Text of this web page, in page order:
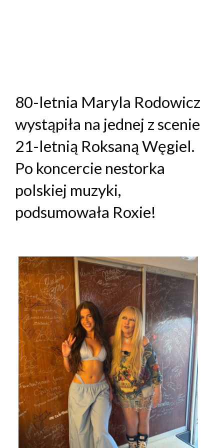
80-letnia Maryla Rodowicz
wystąpiła na jednej z scenie
21-letnią Roksaną Węgiel.
Po koncercie nestorka
polskiej muzyki,
podsumowała Roxie!